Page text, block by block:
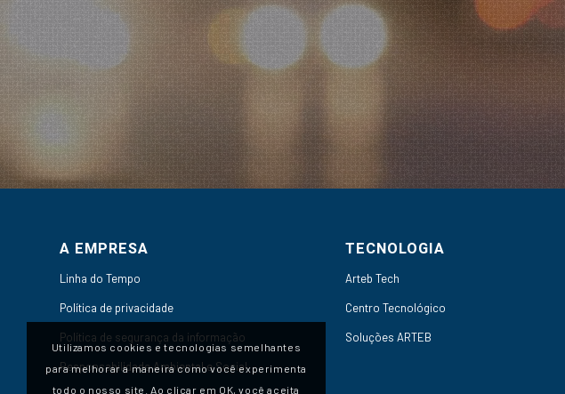
A EMPRESA
Linha do Tempo
Política de privacidade
Política de segurança da informação
Responsabilidade Ambiental e Social
TECNOLOGIA
Arteb Tech
Centro Tecnológico
Soluções ARTEB
Utilizamos cookies e tecnologias semelhantes
para melhorar a maneira como você experimenta
todo o nosso site. Ao clicar em OK, você aceita